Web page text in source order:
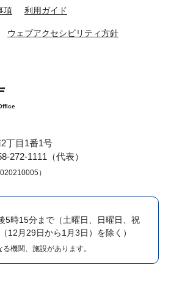
項 利用ガイド
ウェブアクセシビリティ方針
丁目1番1号
272-1111（代表）
）
5時15分まで （土曜日、日曜日、祝
12月29日から1月3日）を除く）
機関、施設があります。